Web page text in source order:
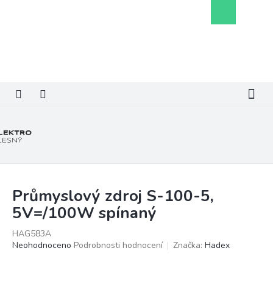
košík
Průmyslový zdroj S-100-5,
5V=/100W spínaný
HAG583A
Průměrné
Neohodnoceno Podrobnosti hodnocení Značka: Hadex